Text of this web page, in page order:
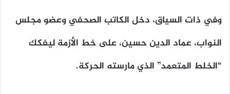
وفي ذات السياق، دخل الكاتب الصحفي وعضو مجلس
النواب، عماد الدين حسين، على خط الأزمة ليفكك
“الخلط المتعمد” الذي مارسته الحركة.